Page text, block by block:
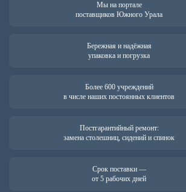
Мы на портале
поставщиков Южного Урала
Бережная и надёжная
упаковка и погрузка
Более 600 учреждений
в числе наших постоянных клиентов
Постгарантийный ремонт:
замена столешниц, сидений и спинок
Срок поставки —
от 5 рабочих дней